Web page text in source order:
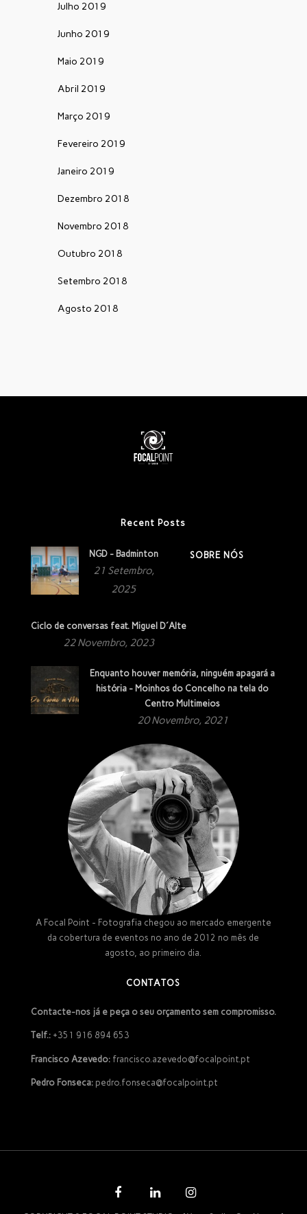
Julho 2019
Junho 2019
Maio 2019
Abril 2019
Março 2019
Fevereiro 2019
Janeiro 2019
Dezembro 2018
Novembro 2018
Outubro 2018
Setembro 2018
Agosto 2018
Recent Posts
NGD - Badminton
21 Setembro,
2025
Ciclo de conversas feat. Miguel D´Alte
22 Novembro, 2023
Enquanto houver memória, ninguém apagará a
história - Moinhos do Concelho na tela do
Centro Multimeios
20 Novembro, 2021
SOBRE NÓS
A Focal Point - Fotografia chegou ao mercado emergente
da cobertura de eventos no ano de 2012 no mês de
agosto, ao primeiro dia.
CONTATOS
Contacte-nos já e peça o seu orçamento sem compromisso.
Telf.:+351 916 894 653
Francisco Azevedo:francisco.azevedo@focalpoint.pt
Pedro Fonseca:pedro.fonseca@focalpoint.pt